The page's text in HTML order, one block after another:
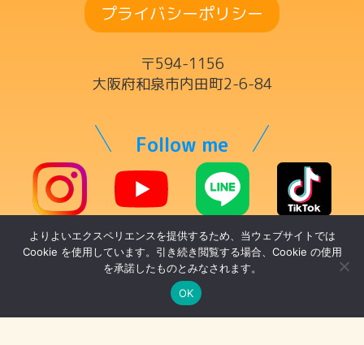
ボーカルコース
ギター・ウクレレ・ベースコース
キーボードコース
ママの為の英語コース
チケット制レッスン
講師一覧
ドラム科講師
プライバシーポリシー
〒594-1156
大阪府和泉市内田町2-6-84
Follow me
© トントンミュージックスクール
よりよいエクスペリエンスを提供するため、当ウェブサイトでは
Cookie を使用しています。引き続き閲覧する場合、Cookie の使用
を承諾したものとみなされます。
OK